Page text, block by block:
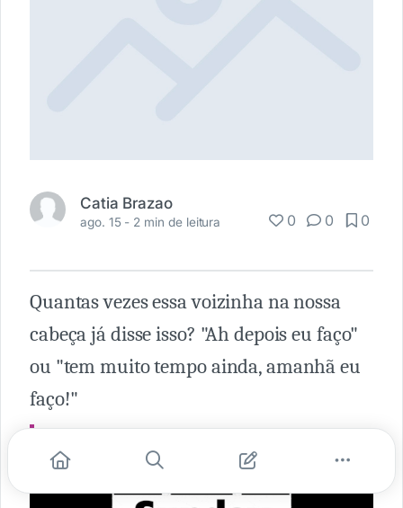
Catia Brazao
ago. 15 - 2 min de leitura 0 0 0
Quantas vezes essa voizinha na nossa
cabeça já disse isso? "Ah depois eu faço"
ou "tem muito tempo ainda, amanhã eu
faço!"